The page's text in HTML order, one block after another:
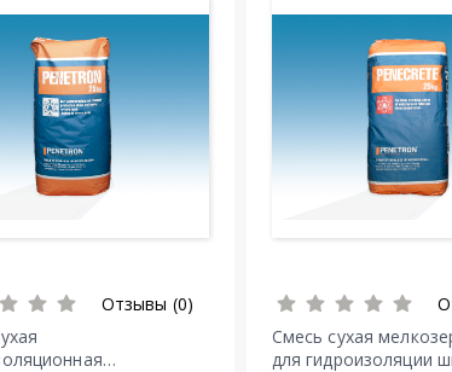
Отзывы (0)
Смесь сухая
для гидроизоляции